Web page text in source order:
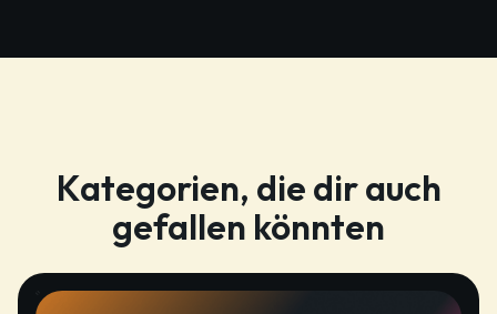
Kategorien, die dir auch
gefallen könnten